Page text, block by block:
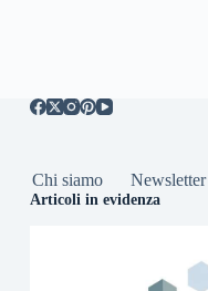
Chi siamo Newsletter
Articoli in evidenza